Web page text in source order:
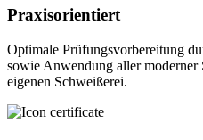
Praxisorientiert
Optimale Prüfungsvorbereitung
sowie Anwendung aller moderner
eigenen Schweißerei.